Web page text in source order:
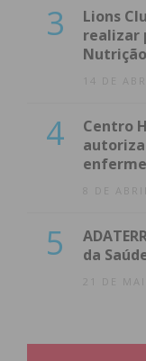
3
Lions
realizar
14 DE
4
Centro
8 DE
5
da
21 DE